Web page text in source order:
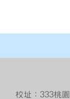
校址：333桃